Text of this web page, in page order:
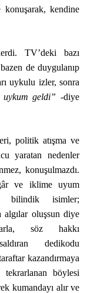
konuşarak, kendine
TV’deki bazı
de duygulanıp
uykulu izler, sonra
uykum geldi” -diye
politik atışma ve
yaratan nedenler
konuşulmazdı.
ve iklime uyum
bilindik isimler;
algılar oluşsun diye
söz hakkı
dedikodu
kazandırmaya
tekrarlanan böylesi
kumandayı alır ve